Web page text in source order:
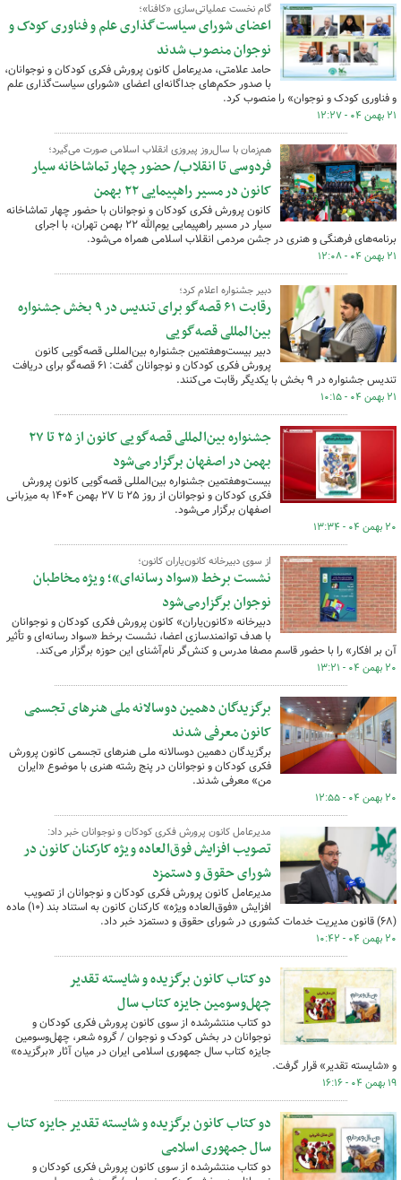
گام نخست عملیاتی‌سازی «کافنا»؛
اعضای شورای سیاست‌گذاری علم و فناوری کودک و
نوجوان منصوب شدند
حامد علامتی، مدیرعامل کانون پرورش فکری کودکان و نوجوانان،
با صدور حکم‌های جداگانه‌ای اعضای «شورای سیاست‌گذاری علم
و فناوری کودک و نوجوان» را منصوب کرد.
۲۱ بهمن ۰۴ - ۱۲:۲۷
هم‌زمان با سال‌روز پیروزی انقلاب اسلامی صورت می‌گیرد؛
فردوسی تا انقلاب/ حضور چهار تماشاخانه سیار
کانون در مسیر راهپیمایی ۲۲ بهمن
کانون پرورش فکری کودکان و نوجوانان با حضور چهار تماشاخانه
سیار در مسیر راهپیمایی یوم‌الله ۲۲ بهمن تهران، با اجرای
برنامه‌های فرهنگی و هنری در جشن مردمی انقلاب اسلامی همراه می‌شود.
۲۱ بهمن ۰۴ - ۱۲:۰۸
دبیر جشنواره اعلام کرد؛
رقابت ۶۱ قصه‌گو برای تندیس در ۹ بخش جشنواره
بین‌المللی قصه‌گویی
دبیر بیست‌وهفتمین جشنواره بین‌المللی قصه‌گویی کانون
پرورش فکری کودکان و نوجوانان گفت: ۶۱ قصه‌گو برای دریافت
تندیس جشنواره در ۹ بخش با یکدیگر رقابت می‌کنند.
۲۱ بهمن ۰۴ - ۱۰:۱۵
جشنواره بین‌المللی قصه‌گویی کانون از ۲۵ تا ۲۷
بهمن در اصفهان برگزار می‌شود
بیست‌وهفتمین جشنواره بین‌المللی قصه‌گویی کانون پرورش
فکری کودکان و نوجوانان از روز ۲۵ تا ۲۷ بهمن‌ ۱۴۰۴ به میزبانی
اصفهان برگزار می‌شود.
۲۰ بهمن ۰۴ - ۱۳:۳۴
از سوی دبیرخانه کانون‌یاران کانون؛
نشست برخط «سواد رسانه‌ای»؛ ویژه مخاطبان
نوجوان برگزارمی‌شود
دبیرخانه «کانون‌یاران» کانون پرورش فکری کودکان و نوجوانان
با هدف توانمندسازی اعضا، نشست برخط «سواد رسانه‌ای و تأثیر
آن بر افکار» را با حضور قاسم مصفا مدرس و کنش‌گر نام‌آشنای این حوزه برگزار می‌کند.
۲۰ بهمن ۰۴ - ۱۳:۲۱
برگزیدگان دهمین دوسالانه ملی هنرهای تجسمی
کانون معرفی شدند
برگزیدگان دهمین دوسالانه ملی هنرهای تجسمی کانون پرورش
فکری کودکان و نوجوانان در پنج رشته هنری با موضوع «ایران
من» معرفی شدند.
۲۰ بهمن ۰۴ - ۱۲:۵۵
مدیرعامل کانون پرورش فکری کودکان و نوجوانان خبر داد:
تصویب افزایش فوق‌العاده ویژه کارکنان کانون در
شورای حقوق و دستمزد
مدیرعامل کانون پرورش فکری کودکان و نوجوانان از تصویب
افزایش «فوق‌العاده ویژه» کارکنان کانون به استناد بند (۱۰) ماده
(۶۸) قانون مدیریت خدمات کشوری در شورای حقوق و دستمزد خبر داد.
۲۰ بهمن ۰۴ - ۱۰:۴۲
دو کتاب کانون برگزیده و شایسته تقدیر
چهل‌وسومین جایزه کتاب سال
دو کتاب منتشرشده از سوی کانون پرورش فکری کودکان و
نوجوانان در بخش کودک و نوجوان / گروه شعر، چهل‌وسومین
جایزه کتاب سال جمهوری اسلامی ایران در میان آثار «برگزیده»
و «شایسته تقدیر» قرار گرفت.
۱۹ بهمن ۰۴ - ۱۶:۱۶
دو کتاب کانون برگزیده و شایسته تقدیر جایزه کتاب
سال جمهوری اسلامی
دو کتاب منتشرشده از سوی کانون پرورش فکری کودکان و